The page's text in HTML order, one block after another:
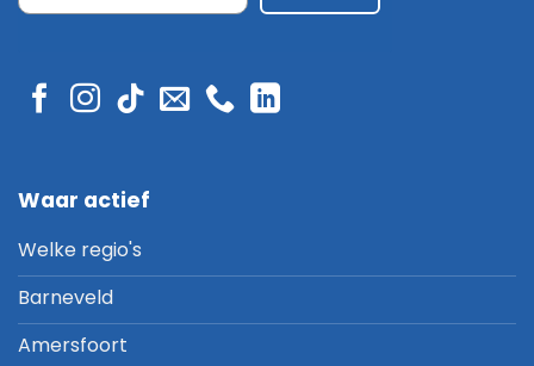
Waar actief
Welke regio's
Barneveld
Amersfoort